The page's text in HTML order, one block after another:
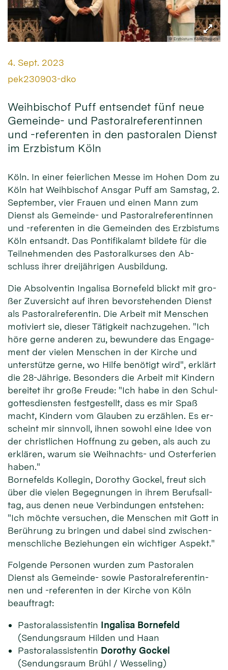
© Erzbistum Köln/Raspels
Datum:
4. Sept. 2023
Von:
pek230903-dko
Weihbischof Puff entsendet fünf neue
Gemeinde- und Pastoralreferentinnen
und -referenten in den pastoralen Dienst
im Erzbistum Köln
Köln. In einer feier­lichen Messe im Ho­hen Dom zu
Köln hat Weih­bischof Ans­gar Puff am Sams­tag, 2.
Sep­tember, vier Frau­en und ei­nen Mann zum
Dienst als Ge­mein­de- und Pas­toral­referen­tinnen
und -referenten in die Ge­mein­den des Erz­bistums
Köln ent­sandt. Das Ponti­fikal­amt bil­dete für die
Teil­nehmen­den des Pastoral­kur­ses den Ab­
schluss ihrer drei­jäh­rigen Ausbildung.
Die Ab­sol­ventin Inga­lisa Borne­feld blickt mit gro­
ßer Zu­ver­sicht auf ihren be­vor­stehen­den Dienst
als Pastoral­re­feren­tin. Die Arbeit mit Men­schen
mo­ti­viert sie, die­ser Tätig­keit nach­zu­gehen. "Ich
hö­re gerne an­deren zu, be­wun­dere das En­gage­
ment der vie­len Men­schen in der Kir­che und
unter­stütze ger­ne, wo Hil­fe be­nötigt wird", erklärt
die 28-Jäh­rige. Beson­ders die Ar­beit mit Kin­dern
be­reitet ihr große Freude: "Ich ha­be in den Schul­
gottes­diensten fest­ge­stellt, dass es mir Spaß
macht, Kin­dern vom Glau­ben zu er­zäh­len. Es er­
scheint mir sinn­voll, ih­nen so­wohl eine Idee von
der christ­lichen Hoff­nung zu ge­ben, als auch zu
er­klä­ren, wa­rum sie Weih­nachts- und Oster­fe­rien
ha­ben."
Borne­felds Kolle­gin, Dorothy Gockel, freut sich
über die vie­len Be­geg­nungen in ihrem Berufs­all­
tag, aus de­nen neue Ver­bin­dungen ent­stehen:
"Ich möchte ver­suchen, die Men­schen mit Gott in
Be­rüh­rung zu brin­gen und da­bei sind zwischen­
mensch­liche Be­ziehun­gen ein wich­tiger Aspekt."
Folgende Per­so­nen wur­den zum Pas­tora­len
Dienst als Ge­mein­de- sowie Pas­toral­referen­tin­
nen und -referen­ten in der Kir­che von Köln
beauftragt:
Pastoralassistentin Ingalisa Bornefeld
(Sendungsraum Hilden und Haan
Pastoralassistentin Dorothy Gockel
(Sendungsraum Brühl / Wesseling)